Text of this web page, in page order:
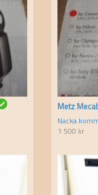
Metz
Nacka
1 500 kr